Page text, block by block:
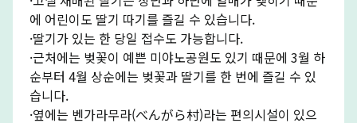
에 어린이도 딸기 따기를 즐길 수 있습니다.
·딸기가 있는 한 당일 접수도 가능합니다.
·근처에는 벚꽃이 예쁜 미야노공원도 있기 때문에 3월 하
순부터 4월 상순에는 벚꽃과 딸기를 한 번에 즐길 수 있
습니다.
·옆에는 벤가라무라(べんがら村)라는 편의시설이 있으